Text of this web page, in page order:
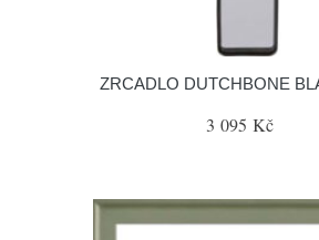
ZRCADLO DUTCHBONE
3 095 Kč